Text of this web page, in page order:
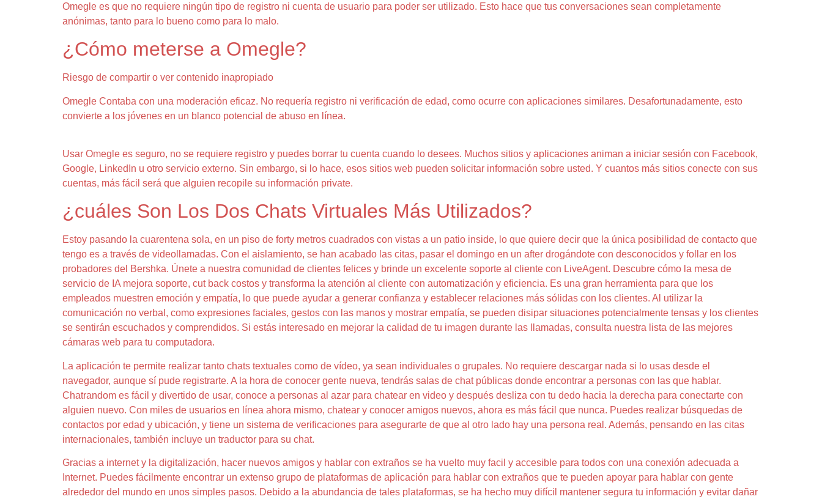
Omegle es que no requiere ningún tipo de registro ni cuenta de usuario para poder ser utilizado. Esto hace que tus conversaciones sean completamente
anónimas, tanto para lo bueno como para lo malo.
¿Cómo meterse a Omegle?
Riesgo de compartir o ver contenido inapropiado
Omegle Contaba con una moderación eficaz. No requería registro ni verificación de edad, como ocurre con aplicaciones similares. Desafortunadamente, esto
convierte a los jóvenes en un blanco potencial de abuso en línea.
Usar Omegle es seguro, no se requiere registro y puedes borrar tu cuenta cuando lo desees. Muchos sitios y aplicaciones animan a iniciar sesión con Facebook,
Google, LinkedIn u otro servicio externo. Sin embargo, si lo hace, esos sitios web pueden solicitar información sobre usted. Y cuantos más sitios conecte con sus
cuentas, más fácil será que alguien recopile su información private.
¿cuáles Son Los Dos Chats Virtuales Más Utilizados?
Estoy pasando la cuarentena sola, en un piso de forty metros cuadrados con vistas a un patio inside, lo que quiere decir que la única posibilidad de contacto que
tengo es a través de videollamadas. Con el aislamiento, se han acabado las citas, pasar el domingo en un after drogándote con desconocidos y follar en los
probadores del Bershka. Únete a nuestra comunidad de clientes felices y brinde un excelente soporte al cliente con LiveAgent. Descubre cómo la mesa de
servicio de IA mejora soporte, cut back costos y transforma la atención al cliente con automatización y eficiencia. Es una gran herramienta para que los
empleados muestren emoción y empatía, lo que puede ayudar a generar confianza y establecer relaciones más sólidas con los clientes. Al utilizar la
comunicación no verbal, como expresiones faciales, gestos con las manos y mostrar empatía, se pueden disipar situaciones potencialmente tensas y los clientes
se sentirán escuchados y comprendidos. Si estás interesado en mejorar la calidad de tu imagen durante las llamadas, consulta nuestra lista de las mejores
cámaras web para tu computadora.
La aplicación te permite realizar tanto chats textuales como de vídeo, ya sean individuales o grupales. No requiere descargar nada si lo usas desde el
navegador, aunque sí pude registrarte. A la hora de conocer gente nueva, tendrás salas de chat públicas donde encontrar a personas con las que hablar.
Chatrandom es fácil y divertido de usar, conoce a personas al azar para chatear en video y después desliza con tu dedo hacia la derecha para conectarte con
alguien nuevo. Con miles de usuarios en línea ahora mismo, chatear y conocer amigos nuevos, ahora es más fácil que nunca. Puedes realizar búsquedas de
contactos por edad y ubicación, y tiene un sistema de verificaciones para asegurarte de que al otro lado hay una persona real. Además, pensando en las citas
internacionales, también incluye un traductor para su chat.
Gracias a internet y la digitalización, hacer nuevos amigos y hablar con extraños se ha vuelto muy facil y accesible para todos con una conexión adecuada a
Internet. Puedes fácilmente encontrar un extenso grupo de plataformas de aplicación para hablar con extraños que te pueden apoyar para hablar con gente
alrededor del mundo en unos simples pasos. Debido a la abundancia de tales plataformas, se ha hecho muy difícil mantener segura tu información y evitar dañar